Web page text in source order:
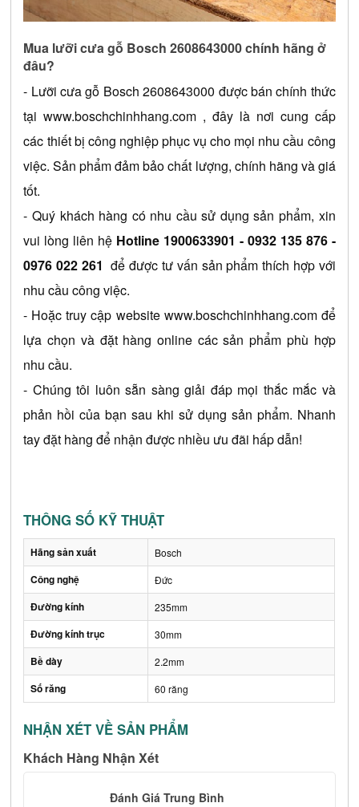
Mua lưỡi cưa gỗ Bosch 2608643000 chính hãng ở
đâu?
- Lưỡi cưa gỗ Bosch 2608643000 được bán chính thức
tại www.boschchinhhang.com , đây là nơi cung cấp
các thiết bị công nghiệp phục vụ cho mọi nhu cầu công
việc. Sản phẩm đảm bảo chất lượng, chính hãng và giá
tốt.
- Quý khách hàng có nhu cầu sử dụng sản phẩm, xin
vui lòng liên hệ Hotline 1900633901 - 0932 135 876 -
0976 022 261 để được tư vấn sản phẩm thích hợp với
nhu cầu công việc.
- Hoặc truy cập website www.boschchinhhang.com để
lựa chọn và đặt hàng online các sản phẩm phù hợp
nhu cầu.
- Chúng tôi luôn sẵn sàng giải đáp mọi thắc mắc và
phản hồi của bạn sau khi sử dụng sản phẩm. Nhanh
tay đặt hàng để nhận được nhiều ưu đãi hấp dẫn!
THÔNG SỐ KỸ THUẬT
Hãng sản xuất Bosch
Công nghệ Đức
Đường kính 235mm
Đường kính trục 30mm
Bề dày 2.2mm
Số răng 60 răng
NHẬN XÉT VỀ SẢN PHẨM
Khách Hàng Nhận Xét
Đánh Giá Trung Bình